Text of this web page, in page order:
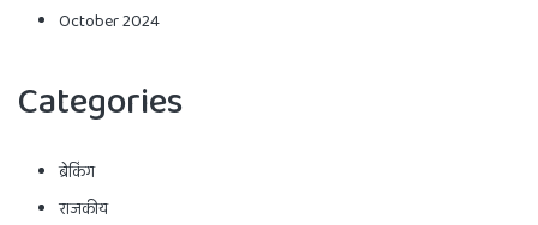
October 2024
Categories
ब्रेकिंग
राजकीय